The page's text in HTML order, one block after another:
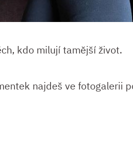
kdo milují tamější život.
najdeš ve fotogalerii